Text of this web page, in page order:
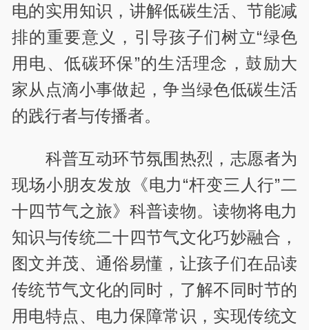
电的实用知识，讲解低碳生活、节能减
排的重要意义，引导孩子们树立“绿色
用电、低碳环保”的生活理念，鼓励大
家从点滴小事做起，争当绿色低碳生活
的践行者与传播者。
科普互动环节氛围热烈，志愿者为
现场小朋友发放《电力“杆变三人行”二
十四节气之旅》科普读物。读物将电力
知识与传统二十四节气文化巧妙融合，
图文并茂、通俗易懂，让孩子们在品读
传统节气文化的同时，了解不同时节的
用电特点、电力保障常识，实现传统文